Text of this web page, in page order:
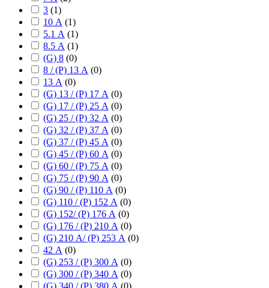
3 (1)
10 А (1)
5.1 А (1)
8.5 А (1)
(G) 8 (0)
8 / (P) 13 А (0)
13 А (0)
(G) 13 / (P) 17 А (0)
(G) 17 / (P) 25 А (0)
(G) 25 / (P) 32 А (0)
(G) 32 / (P) 37 А (0)
(G) 37 / (P) 45 А (0)
(G) 45 / (P) 60 А (0)
(G) 60 / (P) 75 А (0)
(G) 75 / (P) 90 А (0)
(G) 90 / (P) 110 А (0)
(G) 110 / (P) 152 А (0)
(G) 152/ (P) 176 А (0)
(G) 176 / (P) 210 А (0)
(G) 210 А/ (P) 253 А (0)
42 А (0)
(G) 253 / (P) 300 А (0)
(G) 300 / (P) 340 А (0)
(G) 340 / (P) 380 А (0)